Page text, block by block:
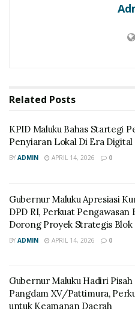
Related Posts
KPID Maluku Bahas Startegi
Penyiaran Lokal Di Era Digital
BY ADMIN APRIL 14, 2026 0
Gubernur Maluku Apresiasi
DPD RI, Perkuat Pengawasan
Dorong Proyek Strategis Blok
BY ADMIN APRIL 14, 2026 0
Gubernur Maluku Hadiri Pisah
Pangdam XV/Pattimura,
untuk Keamanan Daerah